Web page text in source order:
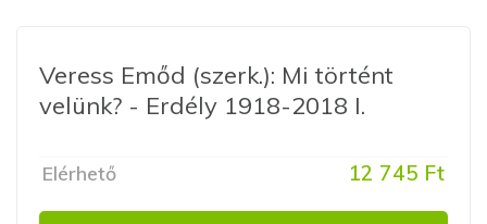
Veress Emőd (szerk.): Mi történt
velünk? - Erdély 1918-2018 I.
Elérhető 12 745 Ft